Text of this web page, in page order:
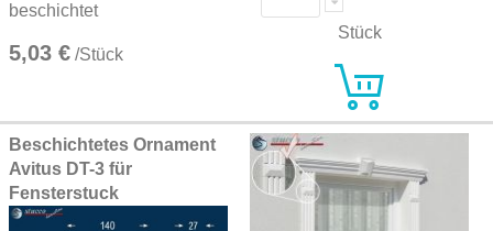
beschichtet
5,03 € /Stück
Stück
Beschichtetes Ornament
Avitus DT-3 für
Fensterstuck